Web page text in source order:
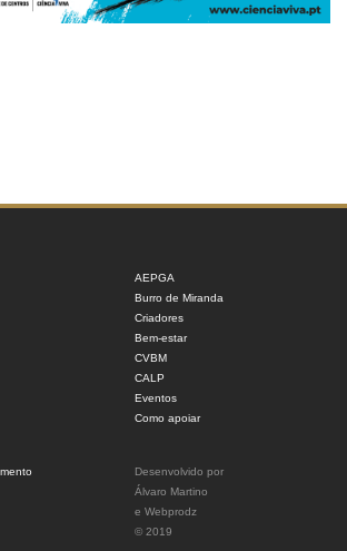
AEPGA
Burro de Miranda
Criadores
Bem-estar
CVBM
CALP
Eventos
Como apoiar
Desenvolvido por
Álvaro Martino
e Webprodz
© 2019